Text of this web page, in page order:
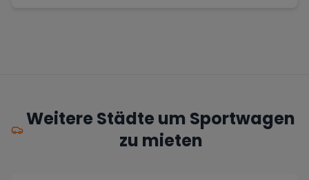
Weitere Städte um Sportwagen
zu mieten